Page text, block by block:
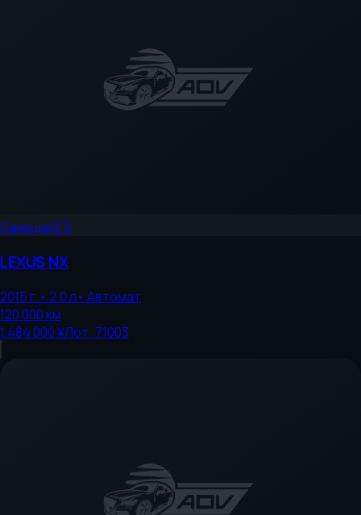
Санкции3.5
LEXUSNX
2015г.• 2.0л• Автомат
120 000км
1 484 000 ¥Лот: 71003